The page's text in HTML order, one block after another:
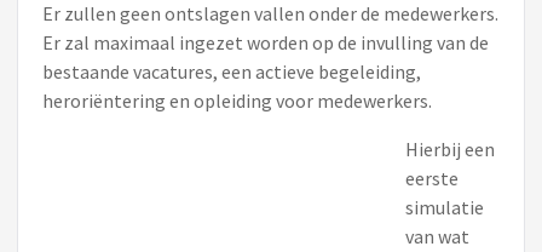
Er zullen geen ontslagen vallen onder de medewerkers.
Er zal maximaal ingezet worden op de invulling van de
bestaande vacatures, een actieve begeleiding,
heroriëntering en opleiding voor medewerkers.
Hierbij een
eerste
simulatie
van wat